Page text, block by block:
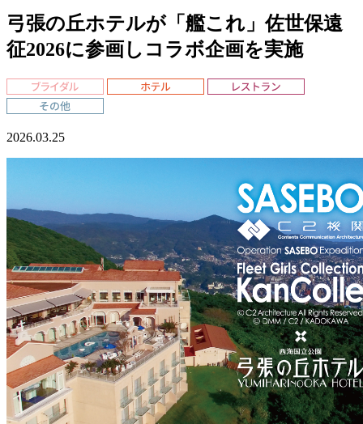
弓張の丘ホテルが「艦これ」佐世保遠
征2026に参画しコラボ企画を実施
2026.03.25